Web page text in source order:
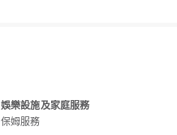
娛樂設施及家庭服務
保姆服務